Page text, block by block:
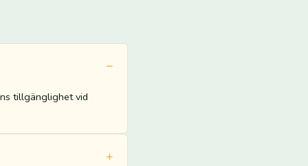
tillgänglighet vid